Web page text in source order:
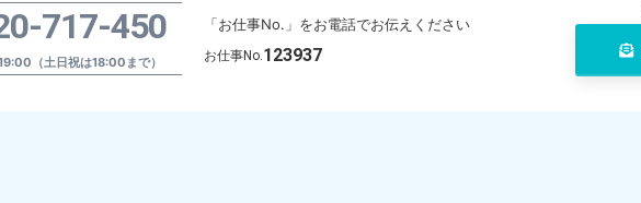
717-450
（土日祝は18:00まで）
「お仕事No.」をお電話でお伝えください
お仕事No. 123937